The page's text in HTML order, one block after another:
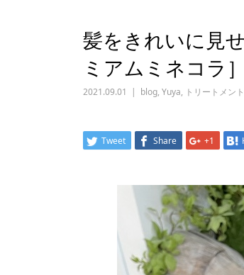
髪をきれいに見
ミアムミネコラ］
2021.09.01 blog, Yuya, トリートメント
Tweet Share +1